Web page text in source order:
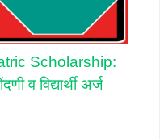
Scholarship:
व विद्यार्थी अर्ज